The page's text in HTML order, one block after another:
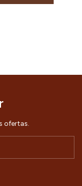
ofertas.